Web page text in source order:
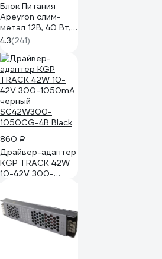
Блок Питания
Apeyron слим-
метал 12В, 40 Вт,
IP20, 3,2 А,
120х40х32мм 03-
46
4.3(241)
860 ₽
Драйвер-адаптер
KGP TRACK 42W
10-42V 300-
1050CG-4B Black